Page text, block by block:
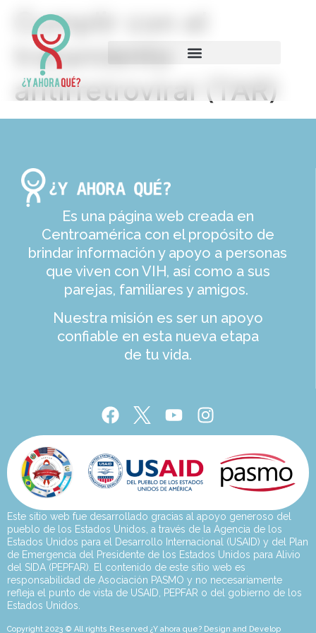
Cumplir con el
tratamiento
antirretroviral (TAR)
Es una página web creada en
Centroamérica con el propósito de
brindar información y apoyo a personas
que viven con VIH, así como a sus
parejas, familiares y amigos.
Nuestra misión es ser un apoyo
confiable en esta nueva etapa
de tu vida.
Este sitio web fue desarrollado gracias al apoyo generoso del
pueblo de los Estados Unidos, a través de la Agencia de los
Estados Unidos para el Desarrollo Internacional (USAID) y del Plan
de Emergencia del Presidente de los Estados Unidos para Alivio
del SIDA (PEPFAR). El contenido de este sitio web es
responsabilidad de Asociación PASMO y no necesariamente
refleja el punto de vista de USAID, PEPFAR o del gobierno de los
Estados Unidos.
Copyright 2023 © All rights Reserved ¿Y ahora que? Design and Develop